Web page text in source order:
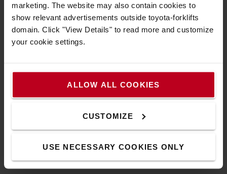
marketing. The website may also contain cookies to
show relevant advertisements outside toyota-forklifts
domain. Click "View Details" to read more and customize
your cookie settings.
ALLOW ALL COOKIES
CUSTOMIZE
USE NECESSARY COOKIES ONLY
Manipulation simple et sûre